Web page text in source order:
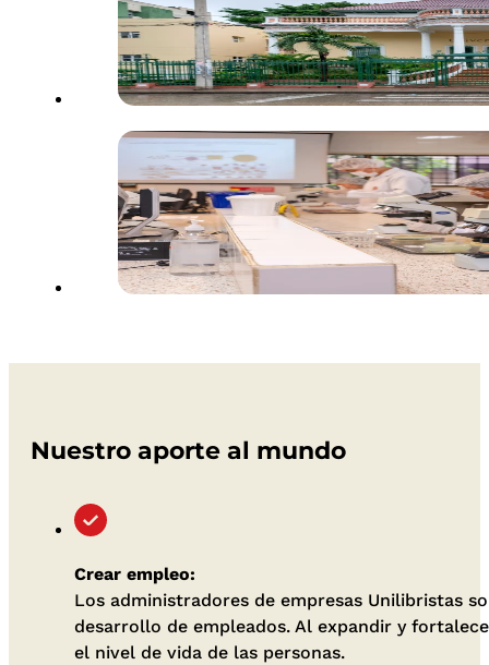
Nuestro aporte al mundo
Crear empleo:
Los administradores de empresas Unilibristas
desarrollo de empleados. Al expandir y
el nivel de vida de las personas.